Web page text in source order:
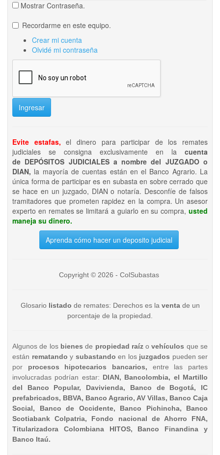
Mostrar Contraseña.
Recordarme en este equipo.
Crear mi cuenta
Olvidé mi contraseña
Ingresar
Evite estafas, el dinero para participar de los remates
judiciales se consigna exclusivamente en la cuenta
de DEPÓSITOS JUDICIALES a nombre del JUZGADO o
DIAN, la mayoría de cuentas están en el Banco Agrario. La
única forma de participar es en subasta en sobre cerrado que
se hace en un juzgado, DIAN o notaría. Desconfíe de falsos
tramitadores que prometen rapidez en la compra. Un asesor
experto en remates se limitará a guiarlo en su compra, usted
maneja su dinero.
Aprenda cómo hacer un deposito judicial
Copyright © 2026 - ColSubastas
Glosario listado de remates: Derechos es la ventade un
porcentaje de la propiedad.
Algunos de los bienesde propiedad raízo vehículos que se
están rematando y subastando en los juzgados pueden ser
por procesos hipotecarios bancarios, entre las partes
involucradas podrían estar: DIAN, Bancolombia, el Martillo
del Banco Popular, Davivienda, Banco de Bogotá, IC
prefabricados, BBVA, Banco Agrario, AV Villas, Banco Caja
Social, Banco de Occidente, Banco Pichincha, Banco
Scotiabank Colpatria, Fondo nacional de Ahorro FNA,
Titularizadora Colombiana HITOS, Banco Finandina y
Banco Itaú.